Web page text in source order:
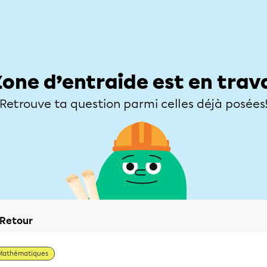
d’entraide est en
Retrouve ta question parmi celles déjà posées!
Retour